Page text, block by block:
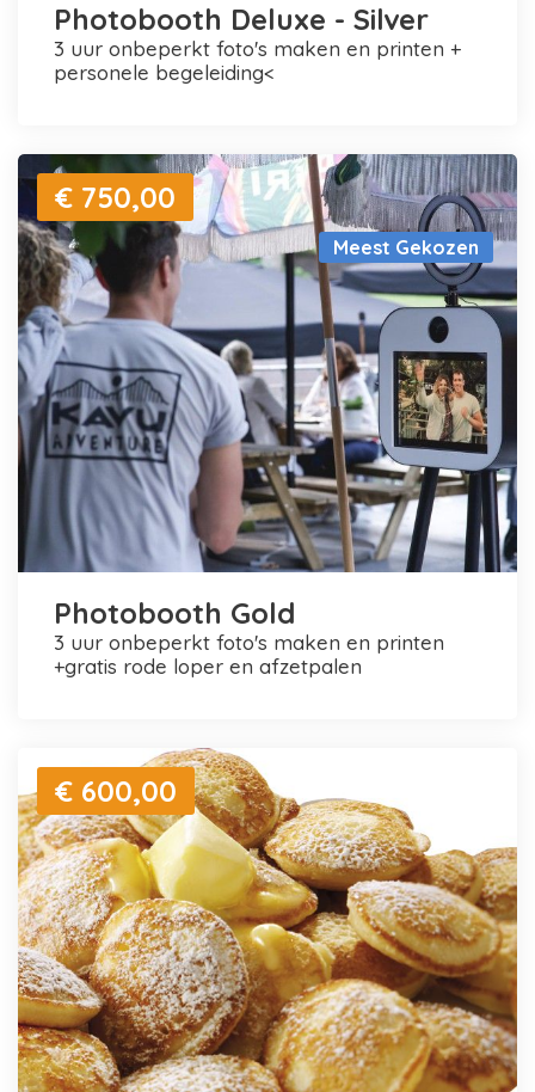
Photobooth Deluxe - Silver
3 uur onbeperkt foto's maken en printen +
personele begeleiding<
Meest Gekozen
€ 750,00
Photobooth Gold
3 uur onbeperkt foto's maken en printen
+gratis rode loper en afzetpalen
€ 600,00